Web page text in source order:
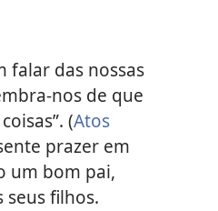
falar das nossas
nos de que
(Atos
prazer em
um bom pai,
filhos.